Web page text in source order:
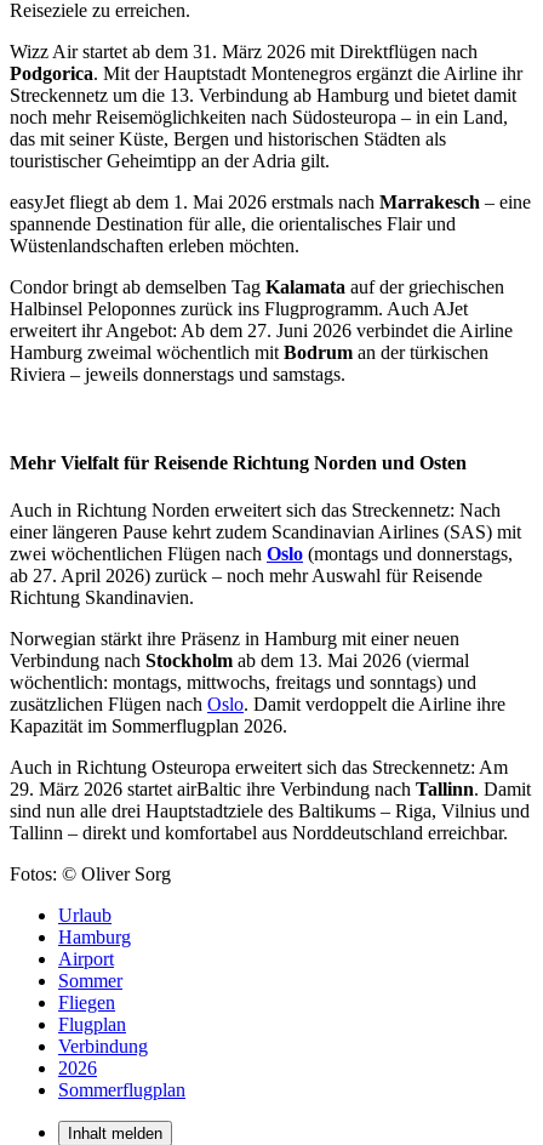
Reiseziele zu erreichen.
Wizz Air startet ab dem 31. März 2026 mit Direktflügen nach
Podgorica. Mit der Hauptstadt Montenegros ergänzt die Airline ihr
Streckennetz um die 13. Verbindung ab Hamburg und bietet damit
noch mehr Reisemöglichkeiten nach Südosteuropa – in ein Land,
das mit seiner Küste, Bergen und historischen Städten als
touristischer Geheimtipp an der Adria gilt.
easyJet fliegt ab dem 1. Mai 2026 erstmals nach Marrakesch – eine
spannende Destination für alle, die orientalisches Flair und
Wüstenlandschaften erleben möchten.
Condor bringt ab demselben Tag Kalamata auf der griechischen
Halbinsel Peloponnes zurück ins Flugprogramm. Auch AJet
erweitert ihr Angebot: Ab dem 27. Juni 2026 verbindet die Airline
Hamburg zweimal wöchentlich mit Bodrum an der türkischen
Riviera – jeweils donnerstags und samstags.
Mehr Vielfalt für Reisende Richtung Norden und Osten
Auch in Richtung Norden erweitert sich das Streckennetz: Nach
einer längeren Pause kehrt zudem Scandinavian Airlines (SAS) mit
zwei wöchentlichen Flügen nach Oslo (montags und donnerstags,
ab 27. April 2026) zurück – noch mehr Auswahl für Reisende
Richtung Skandinavien.
Norwegian stärkt ihre Präsenz in Hamburg mit einer neuen
Verbindung nach Stockholm ab dem 13. Mai 2026 (viermal
wöchentlich: montags, mittwochs, freitags und sonntags) und
zusätzlichen Flügen nach Oslo. Damit verdoppelt die Airline ihre
Kapazität im Sommerflugplan 2026.
Auch in Richtung Osteuropa erweitert sich das Streckennetz: Am
29. März 2026 startet airBaltic ihre Verbindung nach Tallinn. Damit
sind nun alle drei Hauptstadtziele des Baltikums – Riga, Vilnius und
Tallinn – direkt und komfortabel aus Norddeutschland erreichbar.
Fotos: © Oliver Sorg
Urlaub
Hamburg
Airport
Sommer
Fliegen
Flugplan
Verbindung
2026
Sommerflugplan
Inhalt melden